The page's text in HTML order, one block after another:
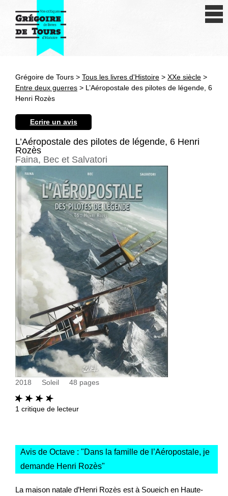
Antiquité
Autres civilisations
Thématiques
Grégoire de Tours > Tous les livres d'Histoire > XXe siècle >
Entre deux guerres > L’Aéropostale des pilotes de légende, 6
Henri Rozès
Ecrire un avis
L’Aéropostale des pilotes de légende, 6 Henri
Rozès
Faina, Bec et Salvatori
2018 Soleil 48 pages
1 critique de lecteur
Avis de Octave : "Dans la famille de l’Aéropostale, je
demande Henri Rozès"
La maison natale d’Henri Rozès est à Soueich en Haute-